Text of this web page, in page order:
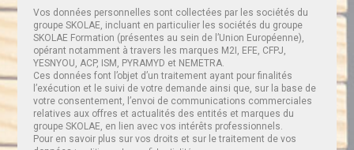
Vos données personnelles sont collectées par les sociétés du
groupe SKOLAE, incluant en particulier les sociétés du groupe
SKOLAE Formation (présentes au sein de l’Union Européenne),
opérant notamment à travers les marques M2I, EFE, CFPJ,
YESNYOU, ACP, ISM, PYRAMYD et NEMETRA.
Ces données font l’objet d’un traitement ayant pour finalités
l’exécution et le suivi de votre demande ainsi que, sur la base de
votre consentement, l’envoi de communications commerciales
relatives aux offres et actualités des entités et marques du
groupe SKOLAE, en lien avec vos intérêts professionnels.
Pour en savoir plus sur vos droits et sur le traitement de vos